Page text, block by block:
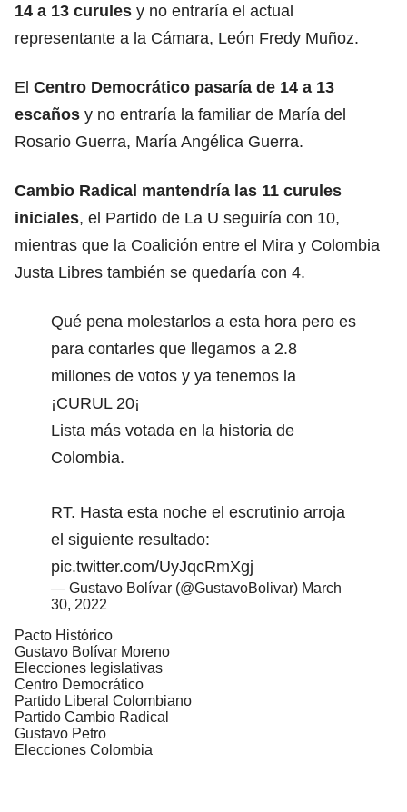
14 a 13 curules y no entraría el actual
representante a la Cámara, León Fredy Muñoz.
El Centro Democrático pasaría de 14 a 13
escaños y no entraría la familiar de María del
Rosario Guerra, María Angélica Guerra.
Cambio Radical mantendría las 11 curules
iniciales, el Partido de La U seguiría con 10,
mientras que la Coalición entre el Mira y Colombia
Justa Libres también se quedaría con 4.
Qué pena molestarlos a esta hora pero es
para contarles que llegamos a 2.8
millones de votos y ya tenemos la
¡CURUL 20¡
Lista más votada en la historia de
Colombia.
RT. Hasta esta noche el escrutinio arroja
el siguiente resultado:
pic.twitter.com/UyJqcRmXgj
— Gustavo Bolívar (@GustavoBolivar) March
30, 2022
Pacto Histórico
Gustavo Bolívar Moreno
Elecciones legislativas
Centro Democrático
Partido Liberal Colombiano
Partido Cambio Radical
Gustavo Petro
Elecciones Colombia